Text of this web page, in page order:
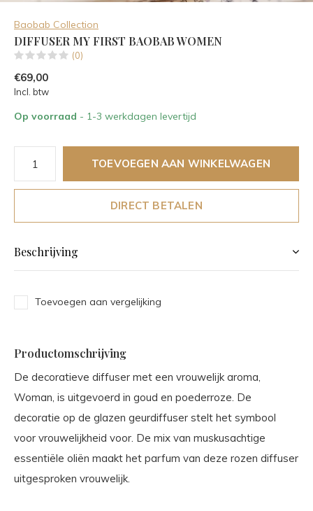
Baobab Collection
DIFFUSER MY FIRST BAOBAB WOMEN
(0)
€69,00
Incl. btw
Op voorraad - 1-3 werkdagen levertijd
TOEVOEGEN AAN WINKELWAGEN
DIRECT BETALEN
Beschrijving
Toevoegen aan vergelijking
Productomschrijving
De decoratieve diffuser met een vrouwelijk aroma,
Woman, is uitgevoerd in goud en poederroze. De
decoratie op de glazen geurdiffuser stelt het symbool
voor vrouwelijkheid voor. De mix van muskusachtige
essentiële oliën maakt het parfum van deze rozen diffuser
uitgesproken vrouwelijk.